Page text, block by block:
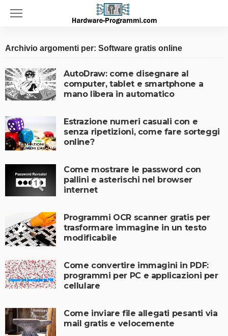
Archivio argomenti per: Software gratis online
AutoDraw: come disegnare al
computer, tablet e smartphone a
mano libera in automatico
Estrazione numeri casuali con e
senza ripetizioni, come fare sorteggi
online?
Come mostrare le password con
pallini e asterischi nel browser
internet
Programmi OCR scanner gratis per
trasformare immagine in un testo
modificabile
Come convertire immagini in PDF:
programmi per PC e applicazioni per
cellulare
Come inviare file allegati pesanti via
mail gratis e velocemente